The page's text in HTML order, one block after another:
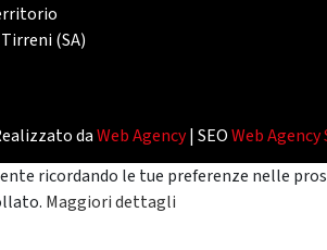
(SA)
daWeb Agency| SEOWeb Agency
ricordando le tue preferenze nelle
Maggiori dettagli